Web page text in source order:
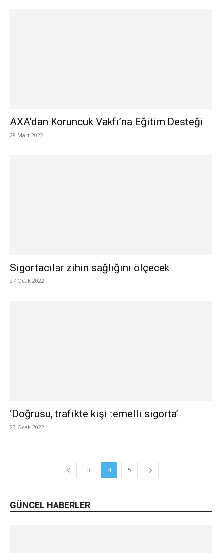
AXA’dan Koruncuk Vakfı’na Eğitim Desteği
28 Mart 2022
Sigortacılar zihin sağlığını ölçecek
27 Ocak 2022
‘Doğrusu, trafikte kişi temelli sigorta’
23 Ocak 2022
3 4 5
GÜNCEL HABERLER